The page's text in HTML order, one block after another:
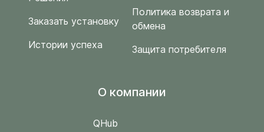
Заказать установку
Истории успеха
Политика возврата и
обмена
Защита потребителя
O компании
QHub